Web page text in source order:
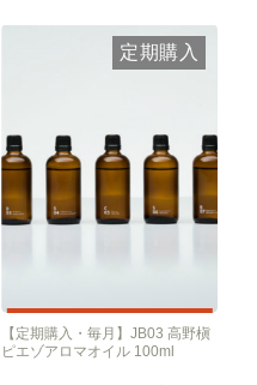
定期購入
【定期購入・毎月】JB03 高野槇
ピエゾアロマオイル 100ml